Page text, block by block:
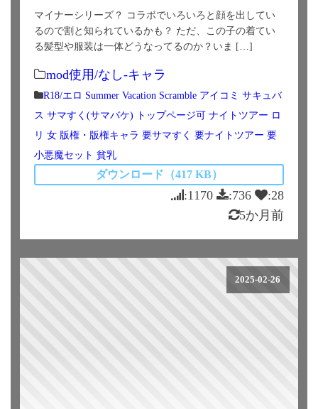
マイナーシリーズ？ コラボでいろいろと顔を出してい
るので割と知られているかも？ ただ、この子の着てい
る髪型や服装は一体どうなってるのか？いま […]
mod使用/なし-キャラ
R18/エロ Summer Vacation Scramble アイコミ サキュバ
ス サマすく(サマバケ) トップページ可 ナイトツアー ロ
リ 女 版権・版権キャラ 要サマすく 要ナイトツアー 要
小悪魔セット 貧乳
ダウンロード（417 KB）
:1170 :736
:28
5か月前
2025-02-26